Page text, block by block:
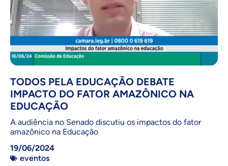
TODOS PELA EDUCAÇÃO DEBATE
IMPACTO DO FATOR AMAZÔNICO NA
EDUCAÇÃO
A audiência no Senado discutiu os impactos do fator
amazônico na Educação
19/06/2024
eventos